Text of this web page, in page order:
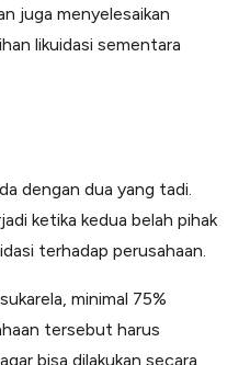
juga menyelesaikan
likuidasi sementara
dengan dua yang tadi.
ketika kedua belah pihak
terhadap perusahaan.
minimal 75%
tersebut harus
bisa dilakukan secara